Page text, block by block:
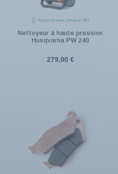
Produit en stock. Livraison 48H
Nettoyeur à haute pression
Husqvarna PW 240
279,00 €